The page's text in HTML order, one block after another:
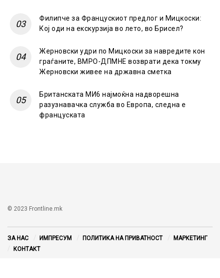
Филипче за Францускиот предлог и Мицкоски:
Кој оди на екскурзија во лето, во Брисел?
Жерновски удри по Мицкоски за навредите кон
граѓаните, ВМРО-ДПМНЕ возврати дека токму
Жерновски живее на државна сметка
Британската МИ6 најмоќна надворешна
разузнавачка служба во Европа, следна е
француската
© 2023 Frontline.mk
ЗА НАС ИМПРЕСУМ ПОЛИТИКА НА ПРИВАТНОСТ
МАРКЕТИНГ
КОНТАКТ